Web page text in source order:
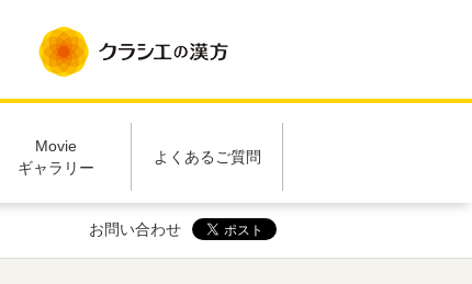
お問い合わせ
Movie
ギャラリー
よくあるご質問